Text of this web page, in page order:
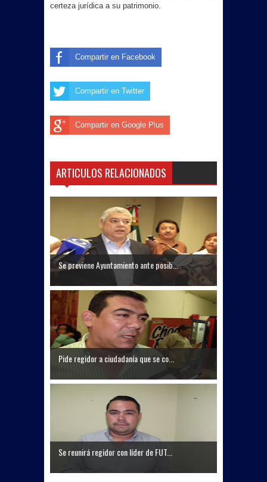
certeza jurídica a su patrimonio.
Compartir en Facebook
Compartir en Twitter
Compartir en Google Plus
ARTICULOS RELACIONADOS
Se previene Ayuntamiento ante posib...
Pide regidor a ciudadanía que se co...
Se reunirá regidor con líder de FUT...